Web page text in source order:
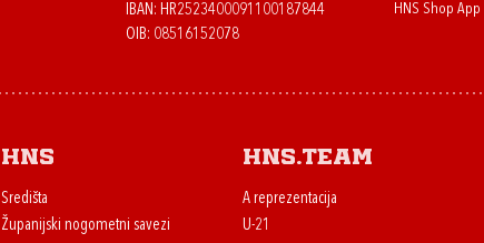
IBAN: HR2523400091100187844
OIB: 08516152078
HNS Shop App
HNS
Središta
Županijski nogometni savezi
HNS.team
A reprezentacija
U-21